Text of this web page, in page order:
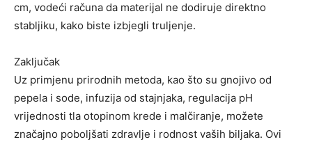
cm, vodeći računa da materijal ne dodiruje direktno
stabljiku, kako biste izbjegli truljenje.
Zaključak
Uz primjenu prirodnih metoda, kao što su gnojivo od
pepela i sode, infuzija od stajnjaka, regulacija pH
vrijednosti tla otopinom krede i malčiranje, možete
značajno poboljšati zdravlje i rodnost vaših biljaka. Ovi